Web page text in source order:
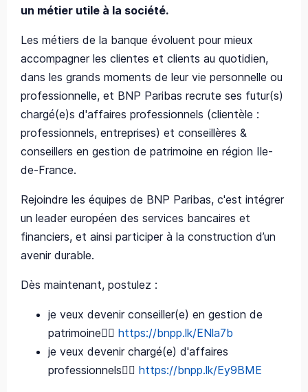
un métier utile à la société.
Les métiers de la banque évoluent pour mieux
accompagner les clientes et clients au quotidien,
dans les grands moments de leur vie personnelle ou
professionnelle, et BNP Paribas recrute ses futur(s)
chargé(e)s d'affaires professionnels (clientèle :
professionnels, entreprises) et conseillères &
conseillers en gestion de patrimoine en région Ile-
de-France.
Rejoindre les équipes de BNP Paribas, c'est intégrer
un leader européen des services bancaires et
financiers, et ainsi participer à la construction d’un
avenir durable.
Dès maintenant, postulez :
je veux devenir conseiller(e) en gestion de
patrimoine👉🏽 https://bnpp.lk/ENla7b
je veux devenir chargé(e) d'affaires
professionnels👉🏽 https://bnpp.lk/Ey9BME